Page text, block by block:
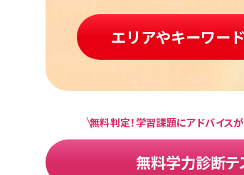
エリアやキーワー
無料判定！学習課題にアドバイス
無料学力診断テ